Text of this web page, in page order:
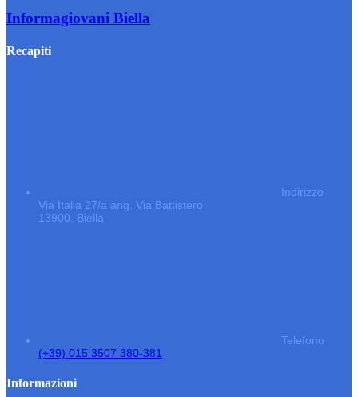
Informagiovani Biella
Recapiti
Indirizzo
Via Italia 27/a ang. Via Battistero
13900, Biella
Telefono
(+39) 015 3507 380-381
Informazioni